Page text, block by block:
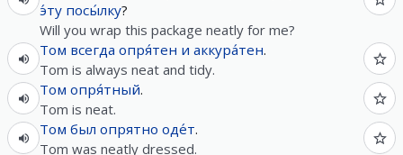
э́ту посы́лку?
Will you wrap this package neatly for me?
Том всегда опря́тен и аккура́тен.
Tom is always neat and tidy.
Том опря́тный.
Tom is neat.
Том был опрятно оде́т.
Tom was neatly dressed.